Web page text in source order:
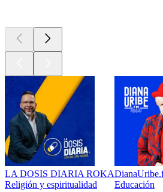
LA DOSIS DIARIA ROKA
Religión y espiritualidad
Educación